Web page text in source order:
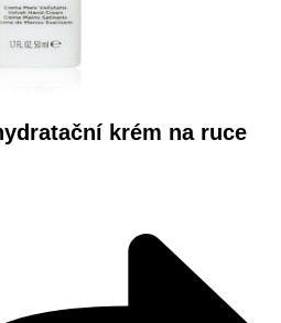
krém na ruce